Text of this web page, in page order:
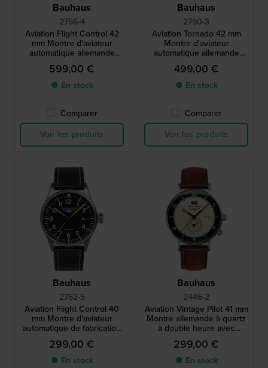
Bauhaus
2756-4
Aviation Flight Control 42
mm Montre d'aviateur
automatique allemande
avec mouvement suisse
SW200
599,00 €
● En stock
Comparer
Voir les produits
Bauhaus
2790-3
Aviation Tornado 42 mm
Montre d'aviateur
automatique allemande
avec indicateur de réserve
de marche
499,00 €
● En stock
Comparer
Voir les produits
Bauhaus
2762-5
Aviation Flight Control 40
mm Montre d'aviateur
automatique de fabrication
allemande
299,00 €
● En stock
Bauhaus
2446-2
Aviation Vintage Pilot 41 mm
Montre allemande à quartz
à double heure avec
grande date et mouvement
suisse
299,00 €
● En stock